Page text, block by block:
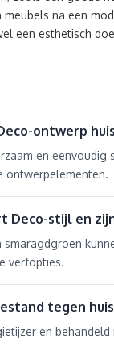
meubels na een
een esthetisch
ontwerp
en eenvoudig
ontwerpelementen.
Deco-stijl en
verfopties.
tegen
en